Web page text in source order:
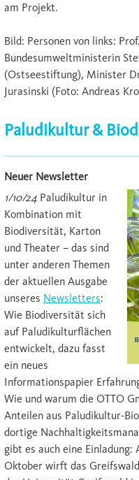
am Projekt.
Bild: Personen von links:
Bundesumweltministerin
(Ostseestiftung), Minister
Jurasinski (Foto: Andreas
Paludikultur &
Neuer Newsletter
1/10/24 Paludikultur in
Kombination mit
Biodiversität, Karton
und Theater – das sind
unter anderen Themen
der aktuellen Ausgabe
unseres Newsletters:
Wie Biodiversität sich
auf Paludikulturflächen
entwickelt, dazu fasst
ein neues
Informationspapier
Wie und warum die OTTO
Anteilen aus Paludikultur-
dortige
gibt es auch eine Einladung:
Oktober wirft das